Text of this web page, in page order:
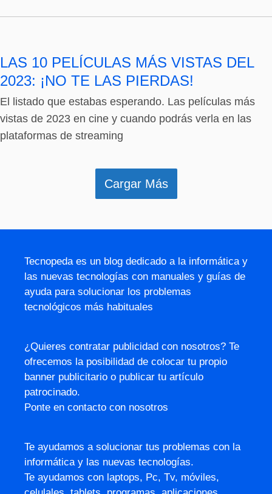
LAS 10 PELÍCULAS MÁS VISTAS DEL
2023: ¡NO TE LAS PIERDAS!
El listado que estabas esperando. Las películas más
vistas de 2023 en cine y cuando podrás verla en las
plataformas de streaming
Cargar Más
Tecnopeda es un blog dedicado a la informática y
las nuevas tecnologías con manuales y guías de
ayuda para solucionar los problemas
tecnológicos más habituales
¿Quieres contratar publicidad con nosotros? Te
ofrecemos la posibilidad de colocar tu propio
banner publicitario o publicar tu artículo
patrocinado.
Ponte en contacto con nosotros
Te ayudamos a solucionar tus problemas con la
informática y las nuevas tecnologías.
Te ayudamos con laptops, Pc, Tv, móviles,